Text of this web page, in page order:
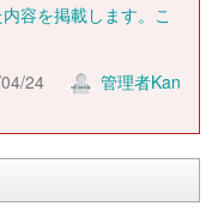
容を掲載します。こ
24
管理者Kan